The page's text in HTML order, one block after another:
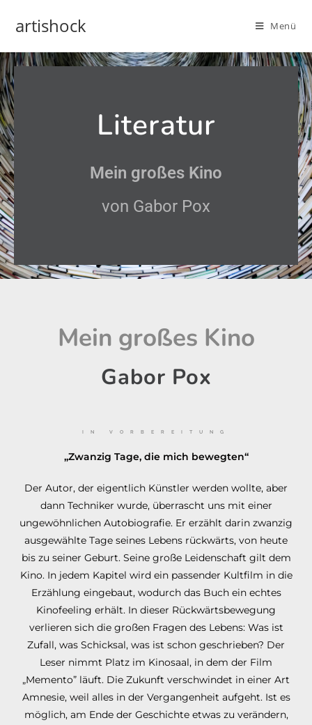
artishock Menü
Literatur
Mein großes Kino
von Gabor Pox
Mein großes Kino
Gabor Pox
IN VORBEREITUNG
„Zwanzig Tage, die mich bewegten“
Der Autor, der eigentlich Künstler werden wollte, aber
dann Techniker wurde, überrascht uns mit einer
ungewöhnlichen Autobiografie. Er erzählt darin zwanzig
ausgewählte Tage seines Lebens rückwärts, von heute
bis zu seiner Geburt. Seine große Leidenschaft gilt dem
Kino. In jedem Kapitel wird ein passender Kultfilm in die
Erzählung eingebaut, wodurch das Buch ein echtes
Kinofeeling erhält. In dieser Rückwärtsbewegung
verlieren sich die großen Fragen des Lebens: Was ist
Zufall, was Schicksal, was ist schon geschrieben? Der
Leser nimmt Platz im Kinosaal, in dem der Film
„Memento” läuft. Die Zukunft verschwindet in einer Art
Amnesie, weil alles in der Vergangenheit aufgeht. Ist es
möglich, am Ende der Geschichte etwas zu verändern,